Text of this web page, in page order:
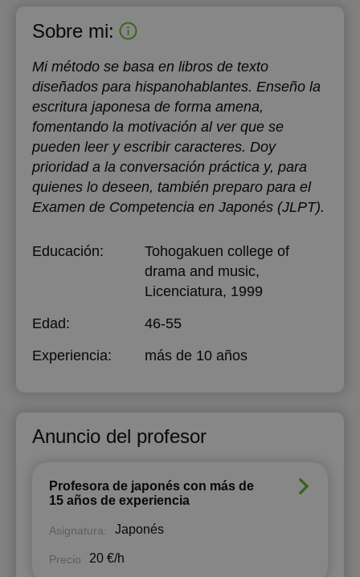
Sobre mi:
Mi método se basa en libros de texto
diseñados para hispanohablantes. Enseño la
escritura japonesa de forma amena,
fomentando la motivación al ver que se
pueden leer y escribir caracteres. Doy
prioridad a la conversación práctica y, para
quienes lo deseen, también preparo para el
Examen de Competencia en Japonés (JLPT).
Educación:
Tohogakuen college of
drama and music,
Licenciatura, 1999
Edad:
46-55
Experiencia:
más de 10 años
Anuncio del profesor
Profesora de japonés con más de
15 años de experiencia
Asignatura: Japonés
Precio 20 €/h